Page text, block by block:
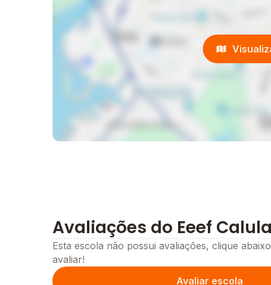
Avaliações do Eeef
Esta escola não possui avaliações, clique
avaliar!
Avaliar escola